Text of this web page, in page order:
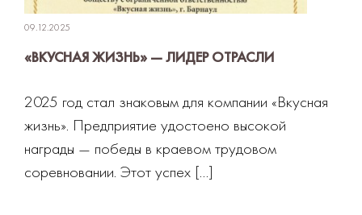
09.12.2025
«ВКУСНАЯ ЖИЗНЬ» — ЛИДЕР ОТРАСЛИ
2025 год стал знаковым для компании «Вкусная
жизнь». Предприятие удостоено высокой
награды — победы в краевом трудовом
соревновании. Этот успех […]